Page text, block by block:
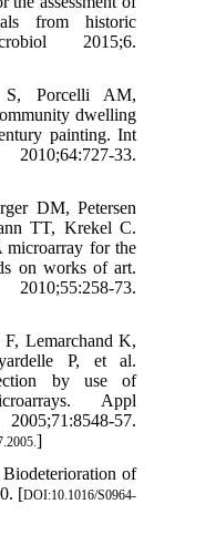
from historic
2015;6.
S, Porcelli AM,
dwelling
painting. Int
33.
DM, Petersen
TT, Krekel C.
for the
on works of art.
73.
Lemarchand K,
P, et al.
by use of
Appl
57.
]
of
[DOI:10.1016/S0964-